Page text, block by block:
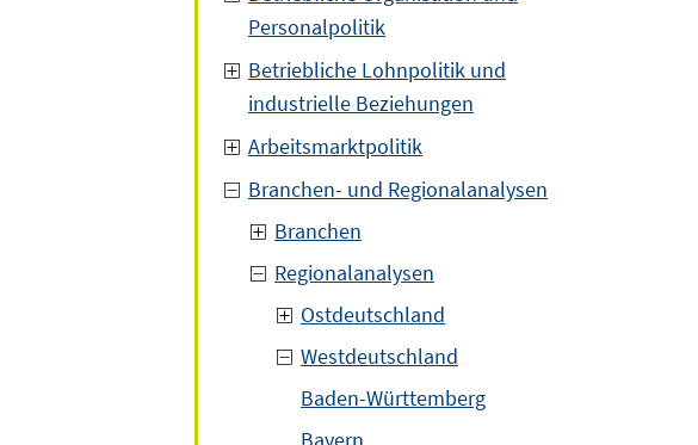
Personalpolitik
Betriebliche Lohnpolitik und
industrielle Beziehungen
Arbeitsmarktpolitik
Branchen- und Regionalanalysen
Branchen
Regionalanalysen
Ostdeutschland
Westdeutschland
Baden-Württemberg